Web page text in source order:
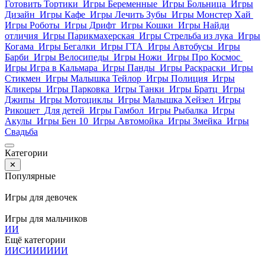
Готовить Тортики Игры Беременные Игры Больница Игры
Дизайн Игры Кафе Игры Лечить Зубы Игры Монстер Хай
Игры Роботы Игры Дрифт Игры Кошки Игры Найди
отличия Игры Парикмахерская Игры Стрельба из лука Игры
Когама Игры Бегалки Игры ГТА Игры Автобусы Игры
Барби Игры Велосипеды Игры Ножи Игры Про Космос
Игры Игра в Кальмара Игры Панды Игры Раскраски Игры
Стикмен Игры Малышка Тейлор Игры Полиция Игры
Кликеры Игры Парковка Игры Танки Игры Братц Игры
Джипы Игры Мотоциклы Игры Малышка Хейзел Игры
Рикошет Для детей Игры Гамбол Игры Рыбалка Игры
Акулы Игры Бен 10 Игры Автомойка Игры Змейка Игры
Свадьба
Категории
✕
Популярные
Игры для девочек
Игры для мальчиков
ИИ
Ещё категории
ИИСИИИИИИ